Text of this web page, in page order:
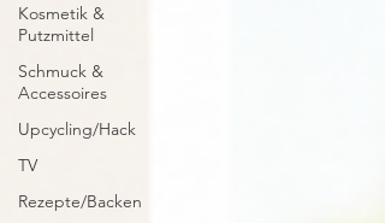
Kosmetik &
Putzmittel
Schmuck &
Accessoires
Upcycling/Hack
TV
Rezepte/Backen